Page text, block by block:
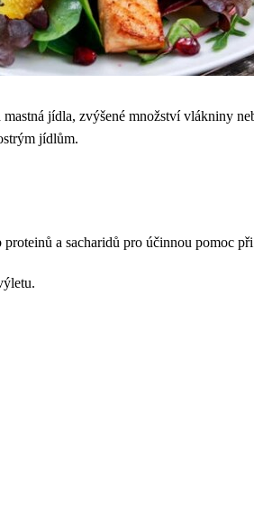
jídla, zvýšené množství vlákniny
jídlům.
a sacharidů pro účinnou pomoc